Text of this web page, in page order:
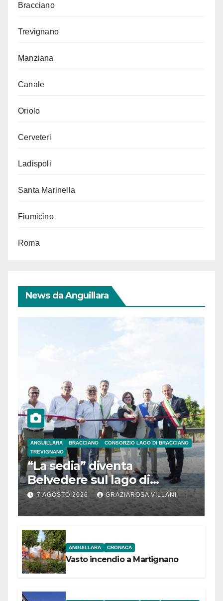
Bracciano
Trevignano
Manziana
Canale
Oriolo
Cerveteri
Ladispoli
Santa Marinella
Fiumicino
Roma
News da Anguillara
ANGUILLARA BRACCIANO
CONSORZIO LAGO DI BRACCIANO
TREVIGNANO
“La sedia” diventa
Belvedere sul lago di
Bracciano: ieri
l’inaugurazione
7 AGOSTO 2026 GRAZIAROSA VILLANI
ANGUILLARA CRONACA
Vasto incendio a Martignano